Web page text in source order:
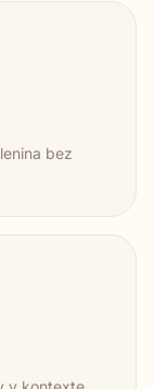
bez